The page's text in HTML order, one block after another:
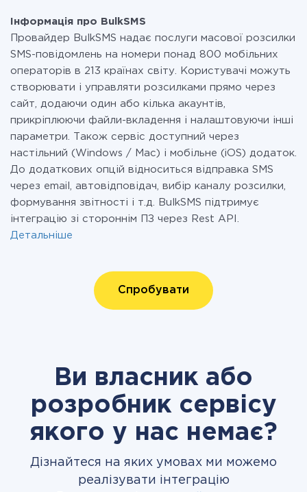
Інформація про BulkSMS
Провайдер BulkSMS надає послуги масової розсилки
SMS-повідомлень на номери понад 800 мобільних
операторів в 213 країнах світу. Користувачі можуть
створювати і управляти розсилками прямо через
сайт, додаючи один або кілька акаунтів,
прикріплюючи файли-вкладення і налаштовуючи інші
параметри. Також сервіс доступний через
настільний (Windows / Mac) і мобільне (iOS) додаток.
До додаткових опцій відноситься відправка SMS
через email, автовідповідач, вибір каналу розсилки,
формування звітності і т.д. BulkSMS підтримує
інтеграцію зі стороннім ПЗ через Rest API.
Детальніше
Спробувати
Ви власник або
розробник сервісу
якого у нас немає?
Дізнайтеся на яких умовах ми можемо
реалізувати інтеграцію